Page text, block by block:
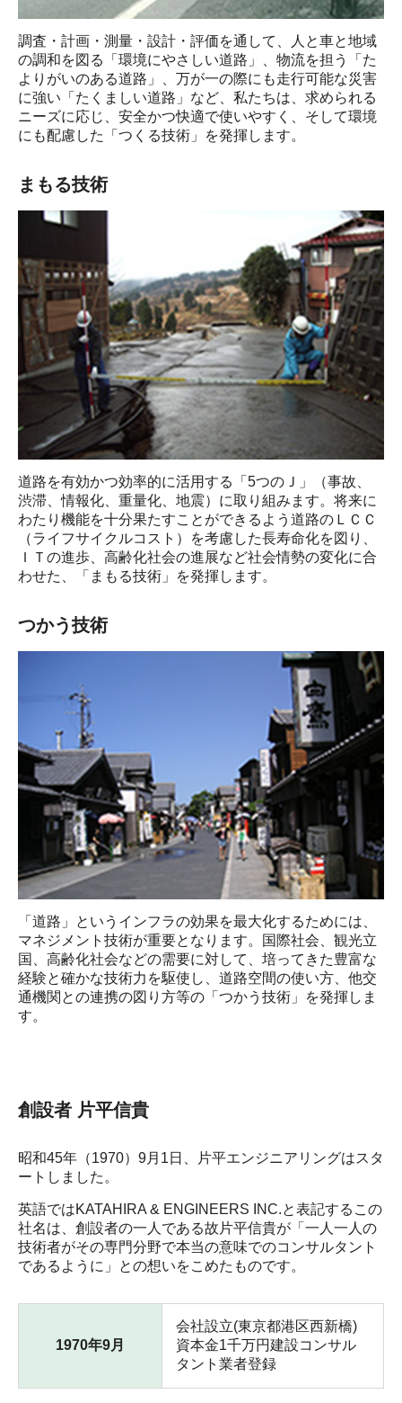
調査・計画・測量・設計・評価を通して、⼈と⾞と地域
の調和を図る「環境にやさしい道路」、物流を担う「た
よりがいのある道路」、万が⼀の際にも⾛⾏可能な災害
に強い「たくましい道路」など、私たちは、求められる
ニーズに応じ、安全かつ快適で使いやすく、そして環境
にも配慮した「つくる技術」を発揮します。
まもる技術
道路を有効かつ効率的に活⽤する「5つのＪ」（事故、
渋滞、情報化、重量化、地震）に取り組みます。将来に
わたり機能を⼗分果たすことができるよう道路のＬＣＣ
（ライフサイクルコスト）を考慮した⻑寿命化を図り、
ＩＴの進歩、⾼齢化社会の進展など社会情勢の変化に合
わせた、「まもる技術」を発揮します。
つかう技術
「道路」というインフラの効果を最大化するためには、
マネジメント技術が重要となります。国際社会、観光⽴
国、⾼齢化社会などの需要に対して、培ってきた豊富な
経験と確かな技術⼒を駆使し、道路空間の使い⽅、他交
通機関との連携の図り⽅等の「つかう技術」を発揮しま
す。
創設者 ⽚平信貴
昭和45年（1970）9⽉1⽇、⽚平エンジニアリングはスタ
ートしました。
英語ではKATAHIRA & ENGINEERS INC.と表記するこの
社名は、創設者の⼀⼈である故⽚平信貴が「⼀⼈⼀⼈の
技術者がその専⾨分野で本当の意味でのコンサルタント
であるように」との想いをこめたものです。
1970年9⽉
会社設⽴(東京都港区⻄新橋)
資本⾦1千万円建設コンサル
タント業者登録